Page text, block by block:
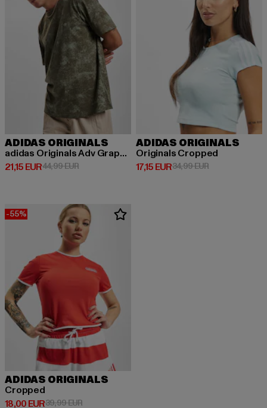
ADIDAS ORIGINALS
adidas Originals Adv Graphic T-Shirt
21,15 EUR
Derzeitiger Preis: 21,15 EUR
44,99 EURAktionspreis: 44,99 EUR
ADIDAS ORIGINALS
Originals Cropped
17,15 EUR
Derzeitiger Preis: 17,15 EUR
34,99 EURAktionspreis:
-55%
ADIDAS ORIGINALS
Cropped
18,00 EUR
Derzeitiger Preis: 18,00 EUR
39,99 EURAktionspreis: 39,99 EUR